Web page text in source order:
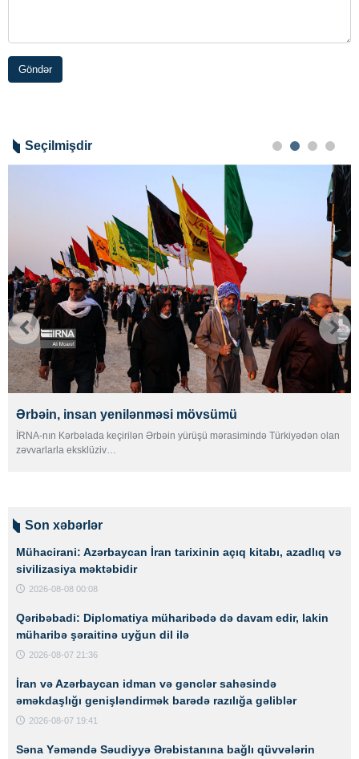
Göndər
Seçilmişdir
Ərbəin, insan yenilənməsi mövsümü
İRNA-nın Kərbəlada keçirilən Ərbəin yürüşü mərasimində Türkiyədən olan
zəvvarlarla eksklüziv…
Son xəbərlər
Mühacirani: Azərbaycan İran tarixinin açıq kitabı, azadlıq və
sivilizasiya məktəbidir
2026-08-08 00:08
Qəribəbadi: Diplomatiya müharibədə də davam edir, lakin
müharibə şəraitinə uyğun dil ilə
2026-08-07 21:36
İran və Azərbaycan idman və gənclər sahəsində
əməkdaşlığı genişləndirmək barədə razılığa gəliblər
2026-08-07 19:41
Səna Yəməndə Səudiyyə Ərəbistanına bağlı qüvvələrin